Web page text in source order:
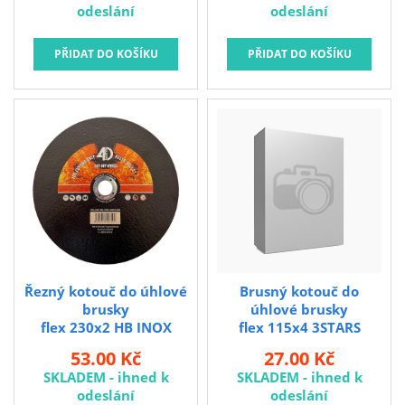
odeslání
odeslání
flex 230x2 HB INOX
Řezný kotouč do úhlové
brusky
nerez 230 x 2,0 x 22,2
mm. rozměry: 230 x 2,0 x
22,2 mm Řezné kotouče
53.00 Kč
SKLADEM - ihned k
odeslání
flex 115x4 3STARS
Brusný kotouč do
úhlové brusky
27.00 Kč
SKLADEM - ihned k
odeslání